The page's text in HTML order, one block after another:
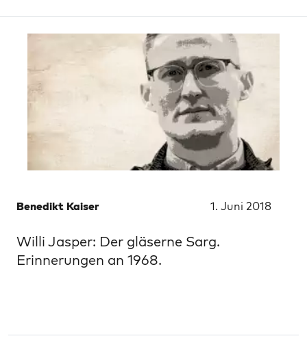
Benedikt Kaiser 1. Juni 2018
Willi Jasper: Der gläserne Sarg.
Erinnerungen an 1968.